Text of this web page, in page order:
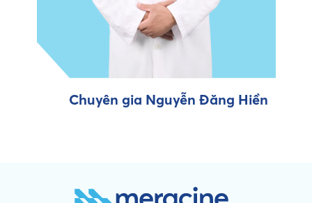
Chuyên gia Nguyễn Đăng Hiền